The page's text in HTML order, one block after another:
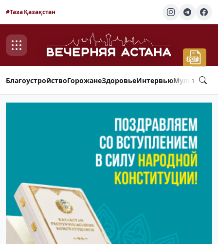
#Таза Қазақстан
БлагоустройствоГорожанеЗдоровьеИнтервью